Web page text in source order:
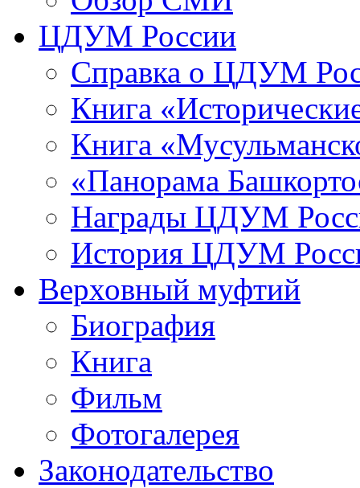
ЦДУМ России
Справка о ЦДУМ
Книга
Книга
«Панорама
Награды ЦДУМ
История ЦДУМ
Верховный муфтий
Биография
Книга
Фильм
Фотогалерея
Законодательство